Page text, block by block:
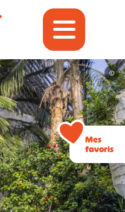
©
Mes
favoris